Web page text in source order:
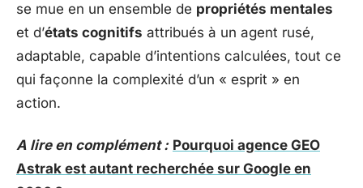
se mue en un ensemble de propriétés mentales
et d’états cognitifs attribués à un agent rusé,
adaptable, capable d’intentions calculées, tout ce
qui façonne la complexité d’un « esprit » en
action.
A lire en complément : Pourquoi agence GEO
Astrak est autant recherchée sur Google en